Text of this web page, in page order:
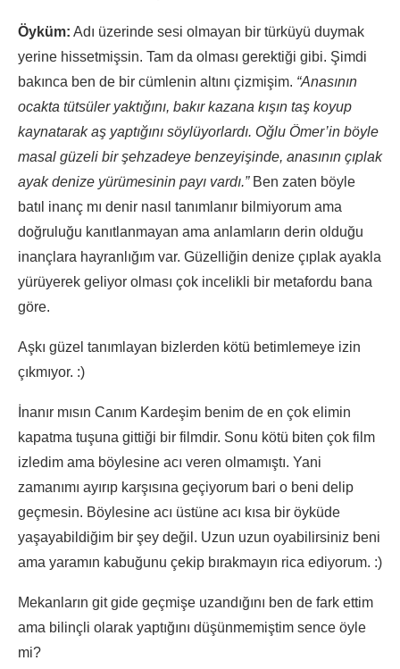
Öyküm: Adı üzerinde sesi olmayan bir türküyü duymak
yerine hissetmişsin. Tam da olması gerektiği gibi. Şimdi
bakınca ben de bir cümlenin altını çizmişim. “Anasının
ocakta tütsüler yaktığını, bakır kazana kışın taş koyup
kaynatarak aş yaptığını söylüyorlardı. Oğlu Ömer’in böyle
masal güzeli bir şehzadeye benzeyişinde, anasının çıplak
ayak denize yürümesinin payı vardı.”Ben zaten böyle
batıl inanç mı denir nasıl tanımlanır bilmiyorum ama
doğruluğu kanıtlanmayan ama anlamların derin olduğu
inançlara hayranlığım var. Güzelliğin denize çıplak ayakla
yürüyerek geliyor olması çok incelikli bir metafordu bana
göre.
Aşkı güzel tanımlayan bizlerden kötü betimlemeye izin
çıkmıyor. :)
İnanır mısın Canım Kardeşim benim de en çok elimin
kapatma tuşuna gittiği bir filmdir. Sonu kötü biten çok film
izledim ama böylesine acı veren olmamıştı. Yani
zamanımı ayırıp karşısına geçiyorum bari o beni delip
geçmesin. Böylesine acı üstüne acı kısa bir öyküde
yaşayabildiğim bir şey değil. Uzun uzun oyabilirsiniz beni
ama yaramın kabuğunu çekip bırakmayın rica ediyorum. :)
Mekanların git gide geçmişe uzandığını ben de fark ettim
ama bilinçli olarak yaptığını düşünmemiştim sence öyle
mi?